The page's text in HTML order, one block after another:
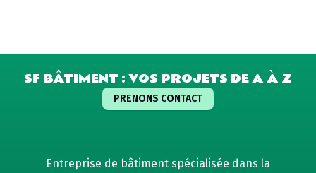
SF BÂTIMENT : VOS PROJETS DE A À Z
PRENONS CONTACT
Entreprise de bâtiment spécialisée dans la